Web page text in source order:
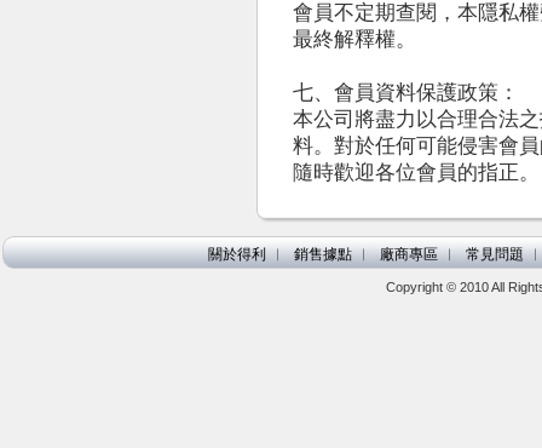
會員不定期查閱，本隱私
最終解釋權。
七、會員資料保護政策：
本公司將盡力以合理合法
料。對於任何可能侵害會
隨時歡迎各位會員的指正。
關於得利 ︱ 銷售據點 ︱ 廠商專區 ︱ 常見問題
Copyright © 2010 All